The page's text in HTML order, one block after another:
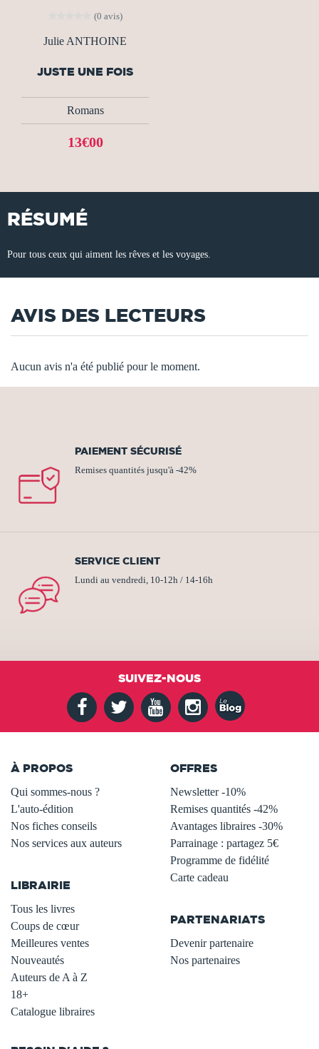
(0 avis)
Julie ANTHOINE
JUSTE UNE FOIS
Romans
13€00
RÉSUMÉ
Pour tous ceux qui aiment les rêves et les voyages.
AVIS DES LECTEURS
Aucun avis n'a été publié pour le moment.
PAIEMENT SÉCURISÉ
Remises quantités jusqu'à -42%
SERVICE CLIENT
Lundi au vendredi, 10-12h / 14-16h
SUIVEZ-NOUS
À PROPOS
Qui sommes-nous ?
L'auto-édition
Nos fiches conseils
Nos services aux auteurs
LIBRAIRIE
Tous les livres
Coups de cœur
Meilleures ventes
Nouveautés
Auteurs de A à Z
18+
Catalogue libraires
OFFRES
Newsletter -10%
Remises quantités -42%
Avantages libraires -30%
Parrainage : partagez 5€
Programme de fidélité
Carte cadeau
PARTENARIATS
Devenir partenaire
Nos partenaires